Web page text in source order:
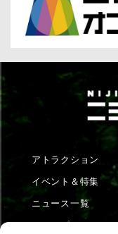
アトラクション
イベント＆特集
ニュース一覧
ショップ